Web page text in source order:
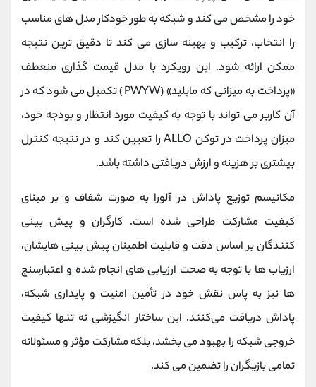
خود را مشخص می‌ کند و شبکه به ‌طور خودکار مدل ‌های مناسب
را انتخاب، ترکیب و بهینه ‌سازی می‌ کند تا دقیق‌ ترین نتیجه
ممکن ارائه شود. این رویکرد با مدل قیمت ‌گذاری منعطف
«پرداخت به میزانی که مایلید» (PWYW) تکمیل می‌ شود که در
آن کاربر می ‌تواند با توجه به کیفیت مورد انتظار و بودجه خود،
میزان پرداخت در توکن ALLO را تعیین کند و در نتیجه کنترل
بیشتری بر هزینه و ارزش دریافتی داشته باشد.
مکانیسم توزیع پاداش در آلورا به‌ صورت شفاف و بر مبنای
کیفیت مشارکت طراحی شده است. کارگران و پیش ‌بینی
‌کنندگان بر اساس دقت و قابلیت اطمینان پیش‌ بینی‌ هایشان،
ارزیاب ‌ها با توجه به صحت ارزیابی‌ های انجام‌ شده و اعتبارسنج‌
ها نیز به ‌پاس نقش خود در تأمین امنیت و پایداری شبکه،
پاداش دریافت می‌کنند. این ساختار انگیزشی نه‌ تنها کیفیت
خروجی شبکه را بهبود می ‌بخشد، بلکه مشارکت مؤثر و مسئولانه
تمامی بازیگران را تضمین می‌ کند.